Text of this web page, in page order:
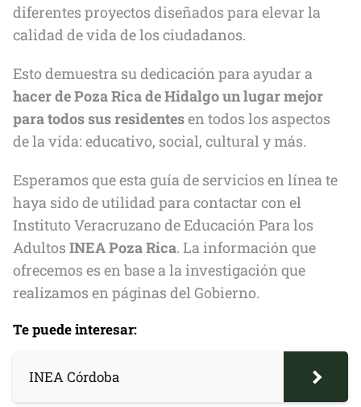
diferentes proyectos diseñados para elevar la
calidad de vida de los ciudadanos.
Esto demuestra su dedicación para ayudar a
hacer de Poza Rica de Hidalgoun lugar mejor
para todos sus residentesen todos los aspectos
de la vida: educativo, social, cultural y más.
Esperamos que esta guía de servicios en línea te
haya sido de utilidad para contactar con el
Instituto Veracruzano de Educación Para los
Adultos INEA Poza Rica. La información que
ofrecemos es en base a la investigación que
realizamos en páginas del Gobierno.
Te puede interesar:
INEA Córdoba